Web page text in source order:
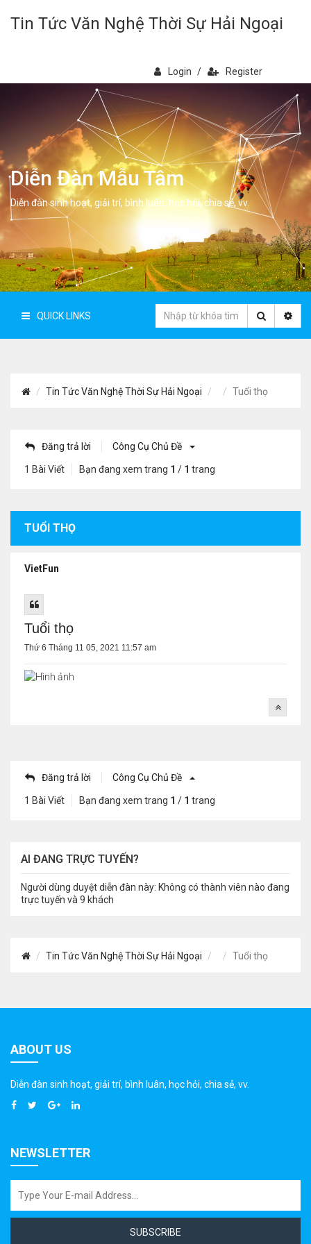
Tin Tức Văn Nghệ Thời Sự Hải Ngoại
Login / Register
Diễn Đàn Mẫu Tâm
Diễn đàn sinh hoạt, giải trí, bình luân, học hỏi, chia sẻ, vv.
QUICK LINKS
Tin Tức Văn Nghệ Thời Sự Hải Ngoại Tuổi thọ
Đăng trả lời Công Cụ Chủ Đề
1 Bài Viết Bạn đang xem trang 1 / 1 trang
TUỔI THỌ
VietFun
Tuổi thọ
Thứ 6 Tháng 11 05, 2021 11:57 am
Đăng trả lời Công Cụ Chủ Đề
1 Bài Viết Bạn đang xem trang 1 / 1 trang
AI ĐANG TRỰC TUYẾN?
Người dùng duyệt diễn đàn này: Không có thành viên nào đang
trực tuyến và 9 khách
Tin Tức Văn Nghệ Thời Sự Hải Ngoại Tuổi thọ
ABOUT US
Diễn đàn sinh hoạt, giải trí, bình luân, học hỏi, chia sẻ, vv.
NEWSLETTER
SUBSCRIBE